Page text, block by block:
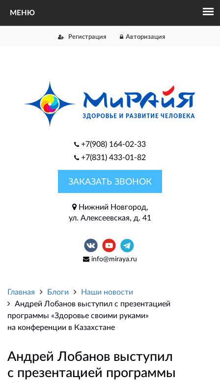
Регистрация Авторизация
+7(908) 164-02-33
+7(831) 433-01-82
ЗАКАЗАТЬ ЗВОНОК
Нижний Новгород,
ул. Алексеевская, д. 41
info@miraya.ru
Главная Блоги
Наши новости
Андрей Лобанов выступил с презентацией
программы «Здоровье своими руками»
на конференции в Казахстане
Андрей Лобанов выступил
с презентацией программы